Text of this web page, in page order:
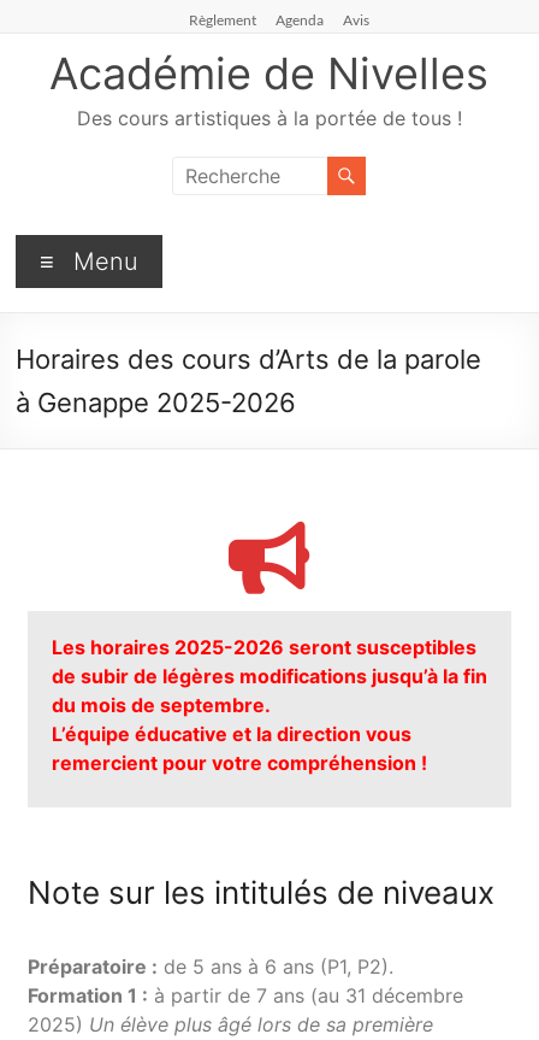
Règlement Agenda Avis
Académie de Nivelles
Des cours artistiques à la portée de tous !
Menu
Horaires des cours d’Arts de la parole
à Genappe 2025-2026
Les horaires 2025-2026 seront susceptibles
de subir de légères modifications jusqu’à la fin
du mois de septembre.
L’équipe éducative et la direction vous
remercient pour votre compréhension !
Note sur les intitulés de niveaux
Préparatoire : de 5 ans à 6 ans (P1, P2).
Formation 1 : à partir de 7 ans (au 31 décembre
2025) Un élève plus âgé lors de sa première